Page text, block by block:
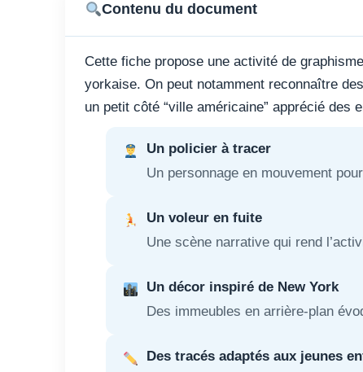
Contenu du document
Cette fiche propose une activité de
yorkaise. On peut notamment reconnaître
un petit côté “ville américaine” apprécié des
Un policier à tracer
Un personnage en mouvement
Un voleur en fuite
Une scène narrative qui rend
Un décor inspiré de New York
Des immeubles en arrière-plan
Des tracés adaptés aux jeunes